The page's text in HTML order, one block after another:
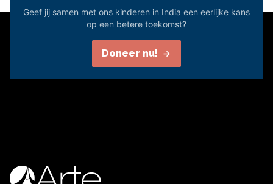
Geef jij samen met ons kinderen in India een eerlijke kans
op een betere toekomst?
Doneer nu!